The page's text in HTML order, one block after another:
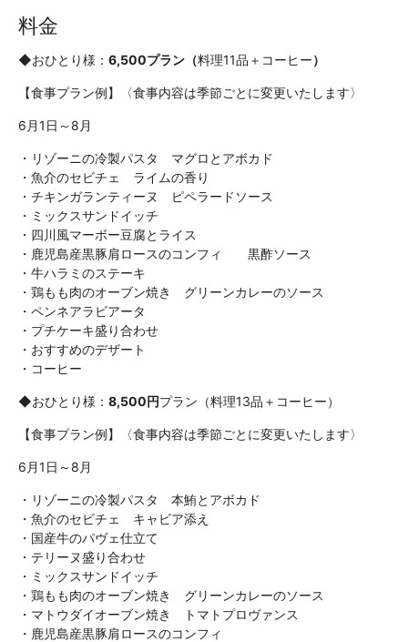
料金
◆おひとり様： 6,500プラン（料理11品＋コーヒー）
【食事プラン例】 〈食事内容は季節ごとに変更いたします〉
6月1日～8月
・リゾーニの冷製パスタ マグロとアボカド
・魚介のセビチェ ライムの香り
・チキンガランティーヌ ピペラードソース
・ミックスサンドイッチ
・四川風マーボー豆腐とライス
・鹿児島産黒豚肩ロースのコンフィ 黒酢ソース
・牛ハラミのステーキ
・鶏もも肉のオーブン焼き グリーンカレーのソース
・ペンネアラビアータ
・プチケーキ盛り合わせ
・おすすめのデザート
・コーヒー
◆おひとり様： 8,500円プラン（料理13品＋コーヒー）
【食事プラン例】 〈食事内容は季節ごとに変更いたします〉
6月1日～8月
・リゾーニの冷製パスタ 本鮪とアボカド
・魚介のセビチェ キャビア添え
・国産牛のパヴェ仕立て
・テリーヌ盛り合わせ
・ミックスサンドイッチ
・鶏もも肉のオーブン焼き グリーンカレーのソース
・マトウダイオーブン焼き トマトプロヴァンス
・鹿児島産黒豚肩ロースのコンフィ